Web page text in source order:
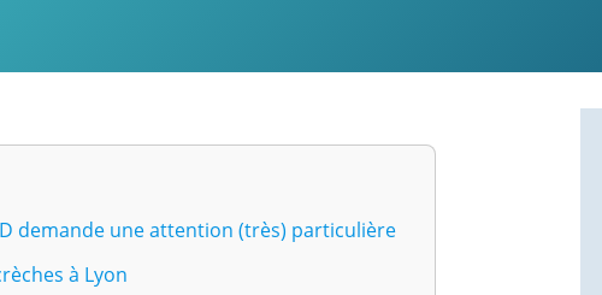
demande une attention (très) particulière
à Lyon